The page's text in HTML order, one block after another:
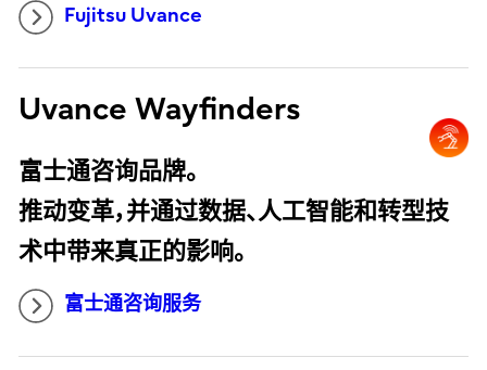
Fujitsu Uvance
Uvance Wayfinders
富士通咨询品牌。
推动变革，并通过数据、人工智能和转型技
术中带来真正的影响。
富士通咨询服务